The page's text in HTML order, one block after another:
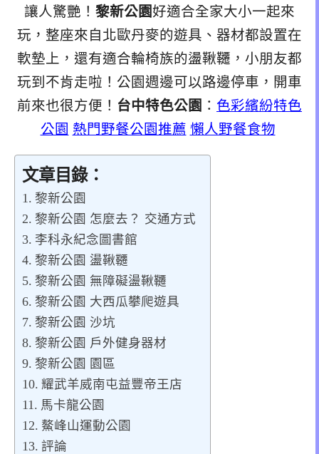
讓人驚艷！ 黎新公園好適合全家大小一起來
玩，整座來自北歐丹麥的遊具、器材都設置在
軟墊上，還有適合輪椅族的盪鞦韆，小朋友都
玩到不肯走啦！公園週邊可以路邊停車，開車
前來也很方便！ 台中特色公園 ： 色彩繽紛特色
公園 熱門野餐公園推薦 懶人野餐食物
文章目錄：
黎新公園
黎新公園 怎麼去？ 交通方式
李科永紀念圖書館
黎新公園 盪鞦韆
黎新公園 無障礙盪鞦韆
黎新公園 大西瓜攀爬遊具
黎新公園 沙坑
黎新公園 戶外健身器材
黎新公園 園區
耀武羊威南屯益豐帝王店
馬卡龍公園
鰲峰山運動公園
評論